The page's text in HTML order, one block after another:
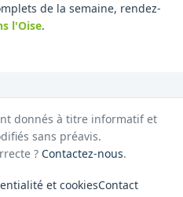
de la semaine, rendez-
l'Oise.
donnés à titre informatif et
sans préavis.
? Contactez-nous.
et cookiesContact